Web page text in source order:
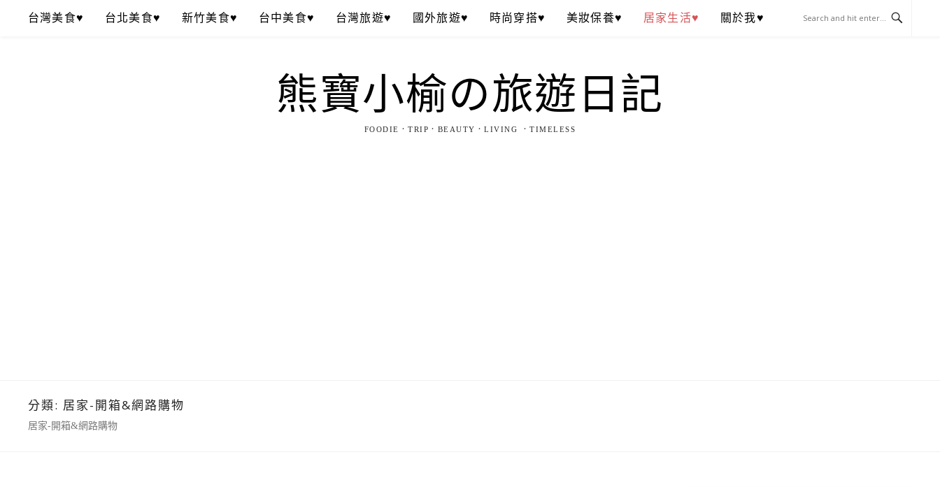
台灣美食♥ 台北美食♥ 新竹美食♥ 台中美食♥ 台灣旅遊♥ 國外旅遊♥ 時尚穿搭♥ 美妝保養♥ 居家生活♥ 關於我♥
熊寶小榆の旅遊日記
FOODIE．TRIP．BEAUTY．LIVING ．TIMELESS
分類: 居家-開箱&網路購物
居家-開箱&網路購物